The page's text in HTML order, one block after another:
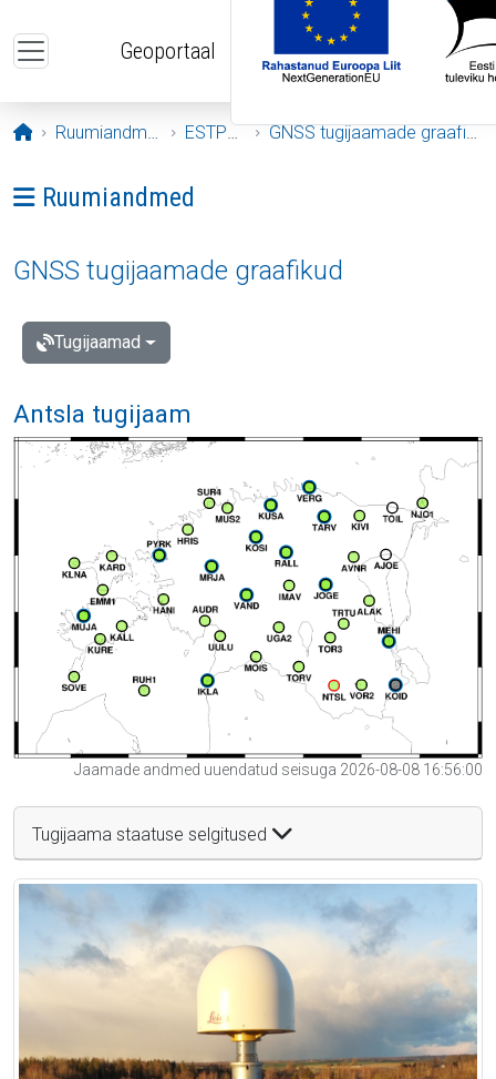
Geoportaal
Avaleht
Ruumiandmed ESTPOS GNSS tugijaamade graafikud
Ava menüü: Ruumiandmed
Ruumiandmed
GNSS tugijaamade graafikud
Tugijaamad
Antsla tugijaam
Jaamade andmed uuendatud seisuga 2026-08-08 16:56:00
Tugijaama staatuse selgitused